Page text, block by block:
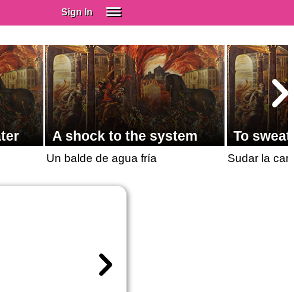
Sign In
Spanish (Spain)
Spanish (Latino)
SUBSCRIBE
EDUCATIONAL LICENSES
GIFT CARDS
OTHER LANGUAGES
A shock to the system
Un balde de agua fría
To
Sudar la